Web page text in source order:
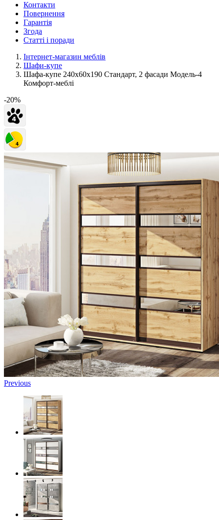
Контакти
Повернення
Гарантія
Згода
Статті і поради
Інтернет-магазин меблів
Шафи-купе
Шафа-купе 240х60х190 Стандарт, 2 фасади Модель-4
Комфорт-меблі
-20%
Previous